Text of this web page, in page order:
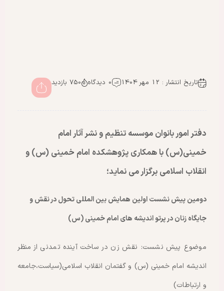
تاریخ انتشار : 12 مهر 1404 0 دیدگاه 750 بازدید
دفتر امور بانوان موسسه تنظیم و نشر آثار امام
خمینی(س) با همکاری پژوهشکده امام خمینی (س) و
انقلاب اسلامی برگزار می نماید؛
دومین پیش نشست اولین همایش بین المللی تحول در نقش و
جایگاه زنان در پرتو اندیشه های امام خمینی (س)
موضوع پیش نشست: نقش زن در ساخت آینده تمدنی از منظر
اندیشه امام خمینی (س) و گفتمان انقلاب اسلامی(سیاست،جامعه
و ارتباطات)